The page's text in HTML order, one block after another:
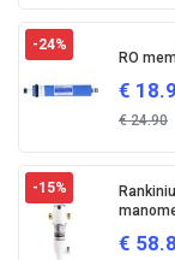
-24%
RO
€
€24.90
-15%
€